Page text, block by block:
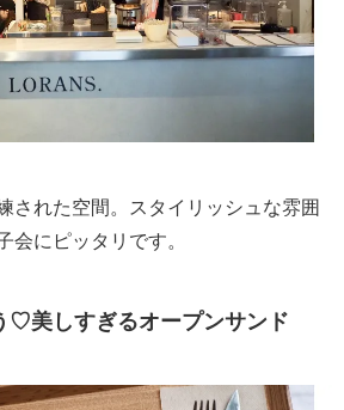
された空間。スタイリッシュな雰囲
にピッタリです。
♡美しすぎるオープンサンド